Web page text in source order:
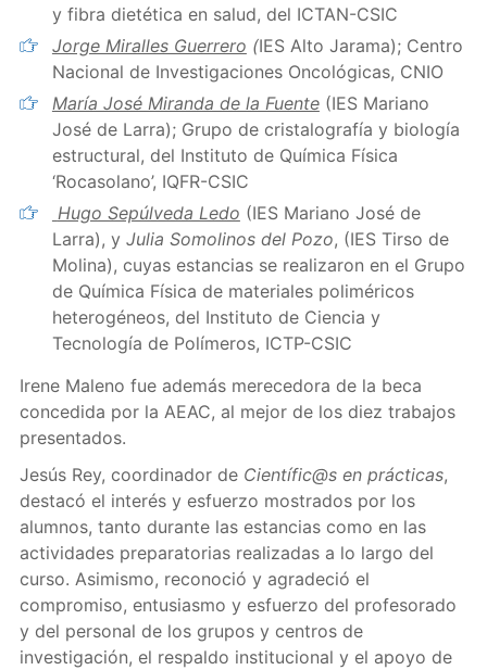
y fibra dietética en salud, del ICTAN-CSIC
Jorge Miralles Guerrero (IES Alto Jarama); Centro
Nacional de Investigaciones Oncológicas, CNIO
María José Miranda de la Fuente(IES Mariano
José de Larra); Grupo de cristalografía y biología
estructural, del Instituto de Química Física
‘Rocasolano’, IQFR-CSIC
Hugo Sepúlveda Ledo (IES Mariano José de
Larra), y Julia Somolinos del Pozo, (IES Tirso de
Molina), cuyas estancias se realizaron en el Grupo
de Química Física de materiales poliméricos
heterogéneos, del Instituto de Ciencia y
Tecnología de Polímeros, ICTP-CSIC
Irene Maleno fue además merecedora de la beca
concedida por la AEAC, al mejor de los diez trabajos
presentados.
Jesús Rey, coordinador de Científic@s en prácticas,
destacó el interés y esfuerzo mostrados por los
alumnos, tanto durante las estancias como en las
actividades preparatorias realizadas a lo largo del
curso. Asimismo, reconoció y agradeció el
compromiso, entusiasmo y esfuerzo del profesorado
y del personal de los grupos y centros de
investigación, el respaldo institucional y el apoyo de